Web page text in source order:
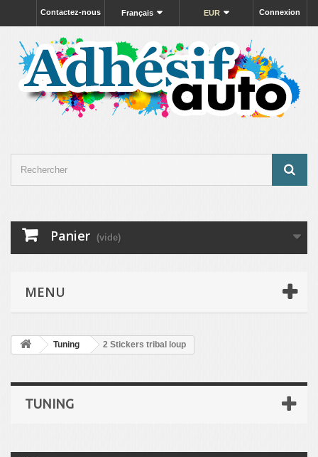
Connexion
EUR
Français
Contactez-nous
Panier (vide)
MENU
Tuning 2 Stickers tribal loup
TUNING